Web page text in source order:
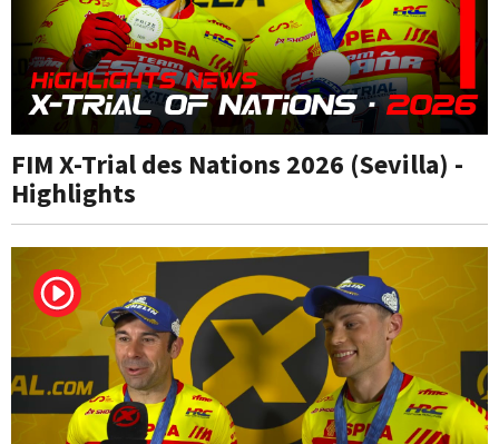
FIM X-Trial des Nations 2026 (Sevilla) -
Highlights